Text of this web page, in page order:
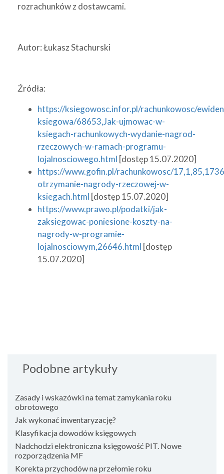
rozrachunków z dostawcami.
Autor: Łukasz Stachurski
Źródła:
https://ksiegowosc.infor.pl/rachunkowosc/
ksiegowa/68653,Jak-ujmowac-w-
ksiegach-rachunkowych-wydanie-nagrod-
rzeczowych-w-ramach-programu-
lojalnosciowego.html [dostęp 15.07.2020]
https://www.gofin.pl/rachunkowosc/
otrzymanie-nagrody-rzeczowej-w-
ksiegach.html [dostęp 15.07.2020]
https://www.prawo.pl/podatki/jak-
zaksiegowac-poniesione-koszty-na-
nagrody-w-programie-
lojalnosciowym,26646.html [dostęp
15.07.2020]
Podobne artykuły
Zasady i wskazówki na temat zamykania roku
obrotowego
Jak wykonać inwentaryzację?
Klasyfikacja dowodów księgowych
Nadchodzi elektroniczna księgowość PIT. Nowe
rozporządzenia MF
Korekta przychodów na przełomie roku